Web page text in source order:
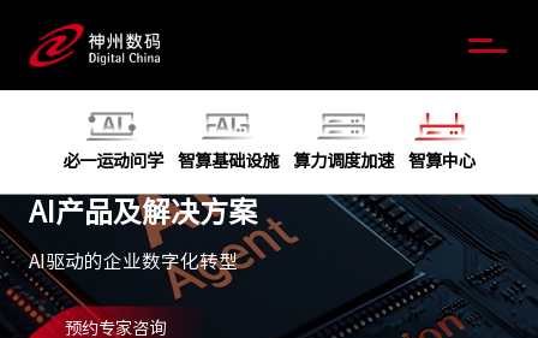
AI产品及解决方案
AI驱动的企业数字化转型
预约专家咨询
必一运动问学 智算基础设施 算力调度加速 智算中心